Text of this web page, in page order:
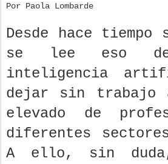
Por Paola Lombarde
Desde hace tiempo
se lee eso
inteligencia
dejar sin trabajo
elevado de
diferentes
A ello, sin duda,